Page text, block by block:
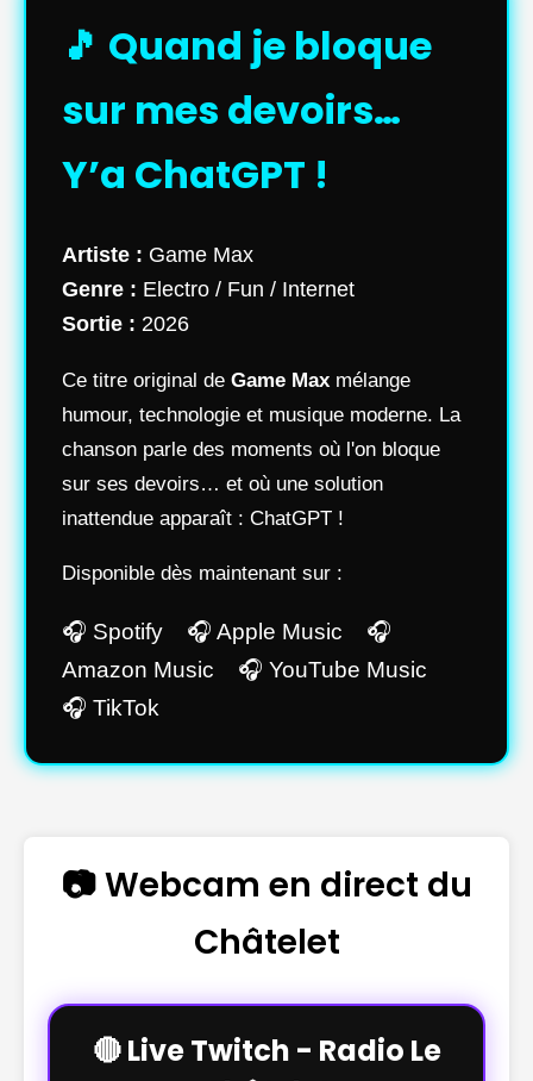
🎵 Quand je bloque
sur mes devoirs…
Y’a ChatGPT !
Artiste : Game Max
Genre : Electro / Fun / Internet
Sortie : 2026
Ce titre original de Game Max mélange
humour, technologie et musique moderne. La
chanson parle des moments où l'on bloque
sur ses devoirs… et où une solution
inattendue apparaît : ChatGPT !
Disponible dès maintenant sur :
🎧 Spotify 🎧 Apple Music 🎧
Amazon Music 🎧 YouTube Music
🎧 TikTok
📷 Webcam en direct du
Châtelet
🔴 Live Twitch - Radio Le